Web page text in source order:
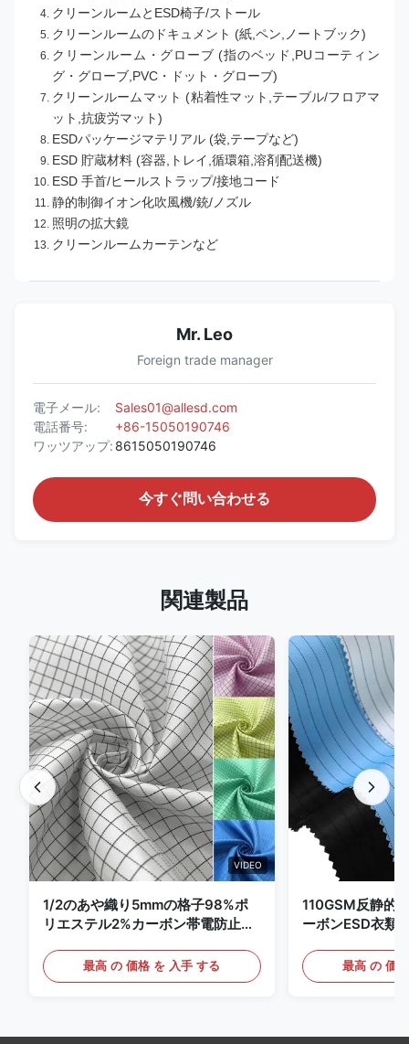
クリーンルームとESD椅子/ストール
クリーンルームのドキュメント (紙,ペン,ノートブック)
クリーンルーム・グローブ (指のベッド,PUコーティン
グ・グローブ,PVC・ドット・グローブ)
クリーンルームマット (粘着性マット,テーブル/フロアマ
ット,抗疲労マット)
ESDパッケージマテリアル (袋,テープなど)
ESD 貯蔵材料 (容器,トレイ,循環箱,溶剤配送機)
ESD 手首/ヒールストラップ/接地コード
静的制御イオン化吹風機/銃/ノズル
照明の拡大鏡
クリーンルームカーテンなど
Mr. Leo
Foreign trade manager
電子メール:
Sales01@allesd.com
電話番号:
+86-15050190746
ワッツアップ: 8615050190746
今すぐ問い合わせる
関連製品
VIDEO
1/2のあや織り5mmの格子98%ポ
リエステル2%カーボン帯電防止衣
最高 の 価格 を 入手 する
110GSM反静的
ーボンESD衣類
最高 の 価